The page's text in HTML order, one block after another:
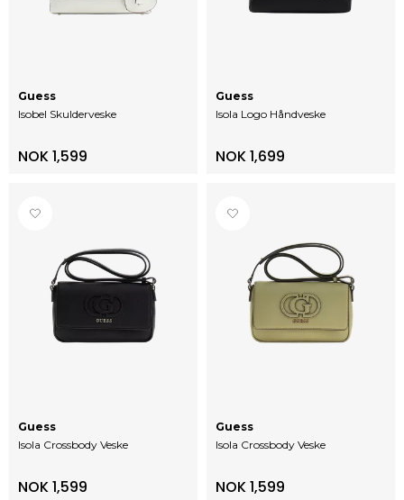
Isobel Skulderveske
Guess
NOK 1,599
Isola Logo Håndveske
Guess
NOK 1,699
Isola Crossbody Veske
Guess
NOK 1,599
Isola Crossbody Veske
Guess
NOK 1,599